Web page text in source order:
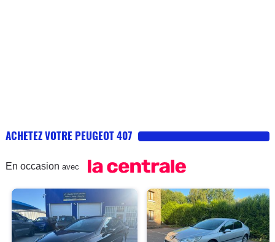
ACHETEZ VOTRE PEUGEOT 407
En occasion avec